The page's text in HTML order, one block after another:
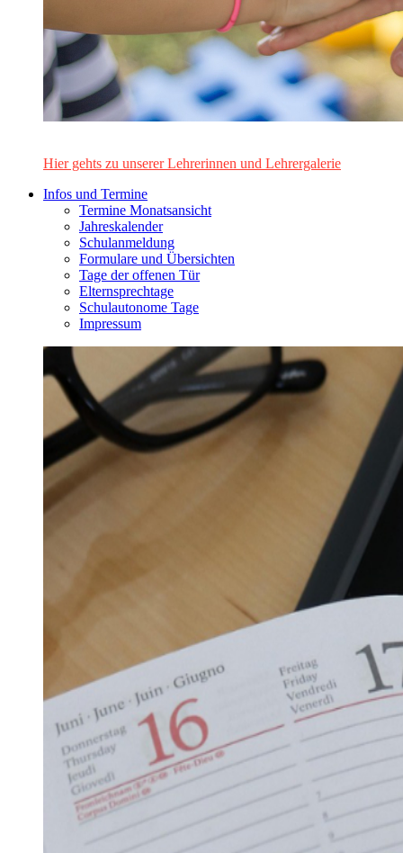
Hier gehts zu unserer Lehrerinnen und Lehrergalerie
Infos und Termine
Termine Monatsansicht
Jahreskalender
Schulanmeldung
Formulare und Übersichten
Tage der offenen Tür
Elternsprechtage
Schulautonome Tage
Impressum